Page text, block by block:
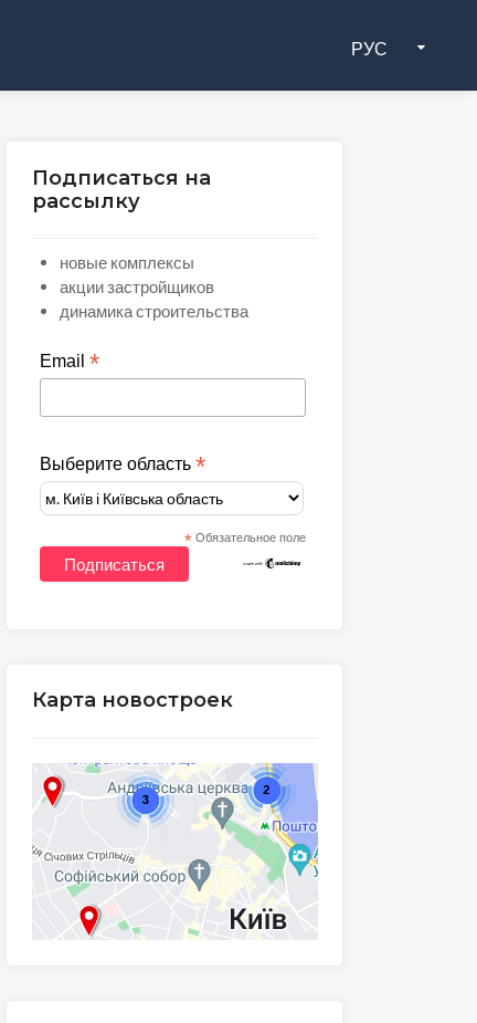
РУС
Подписаться на
рассылку
новые комплексы
акции застройщиков
динамика строительства
Email*
Выберите область*
* Обязательное поле
Карта новостроек